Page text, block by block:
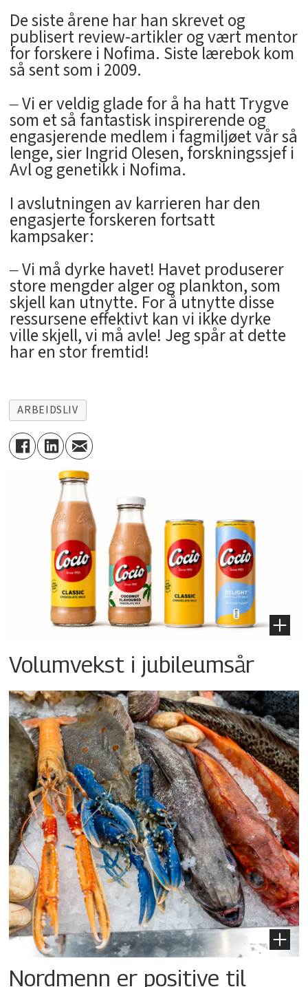
De siste årene har han skrevet og
publisert review-artikler og vært mentor
for forskere i Nofima. Siste lærebok kom
så sent som i 2009.
‒ Vi er veldig glade for å ha hatt Trygve
som et så fantastisk inspirerende og
engasjerende medlem i fagmiljøet vår så
lenge, sier Ingrid Olesen, forskningssjef i
Avl og genetikk i Nofima.
I avslutningen av karrieren har den
engasjerte forskeren fortsatt
kampsaker:
‒ Vi må dyrke havet! Havet produserer
store mengder alger og plankton, som
skjell kan utnytte. For å utnytte disse
ressursene effektivt kan vi ikke dyrke
ville skjell, vi må avle! Jeg spår at dette
har en stor fremtid!
ARBEIDSLIV
Volumvekst i jubileumsår
Nordmenn er positive til